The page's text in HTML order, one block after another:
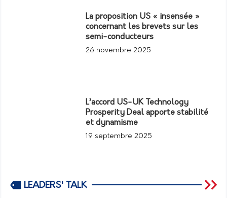
La proposition US « insensée »
concernant les brevets sur les
semi-conducteurs
26 novembre 2025
L’accord US-UK Technology
Prosperity Deal apporte stabilité
et dynamisme
19 septembre 2025
LEADERS' TALK